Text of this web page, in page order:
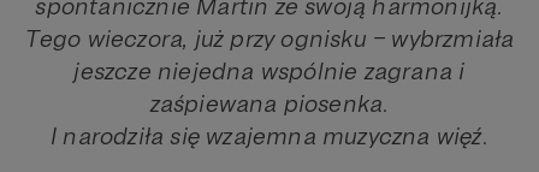
spontanicznie Martin ze swoją harmonijką.
Tego wieczora, już przy ognisku – wybrzmiała
jeszcze niejedna wspólnie zagrana i
zaśpiewana piosenka.
I narodziła się wzajemna muzyczna więź.